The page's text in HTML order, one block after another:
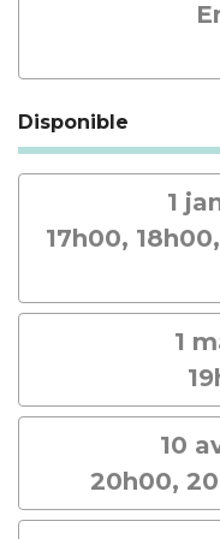
Disponible
1
17h00,
1
10
20h00,